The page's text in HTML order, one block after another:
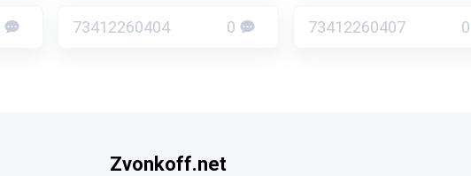
73412260404 0 73412260407 0
Zvonkoff.net